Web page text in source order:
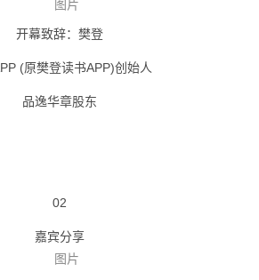
开幕致辞：樊登
(原樊登读书APP)创始人
品逸华章股东
02
嘉宾分享